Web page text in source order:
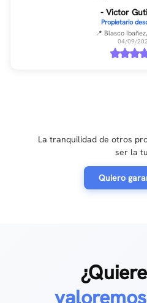
- Victor
Propietario
📍 Blasco
04/09/
La tranquilidad de otros
ser la
Quiero